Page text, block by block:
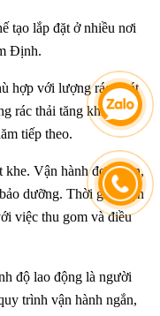
tạo lắp đặt ở nhiều nơi
Định.
hợp với lượng rác phát
rác thải tăng khi quy
tiếp theo.
khe. Vận hành đơn giản,
dưỡng. Thời gian vận
việc thu gom và điều
độ lao động là người
trình vận hành ngắn,